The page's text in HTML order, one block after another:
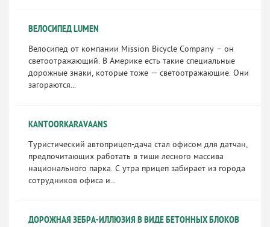
ВЕЛОСИПЕД LUMEN
Велосипед от компании Mission Bicycle Company – он
светоотражающий. В Америке есть такие специальные
дорожные знаки, которые тоже — светоотражающие. Они
загораются...
KANTOORKARAVAANS
Туристический автоприцеп-дача стал офисом для датчан,
предпочитающих работать в тиши лесного массива
национального парка. С утра прицеп забирает из города
сотрудников офиса и...
ДОРОЖНАЯ ЗЕБРА-ИЛЛЮЗИЯ В ВИДЕ БЕТОННЫХ БЛОКОВ